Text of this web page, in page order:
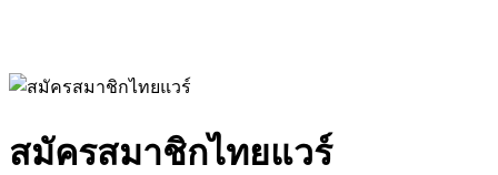
สมัครสมาชิกไทยแวร์